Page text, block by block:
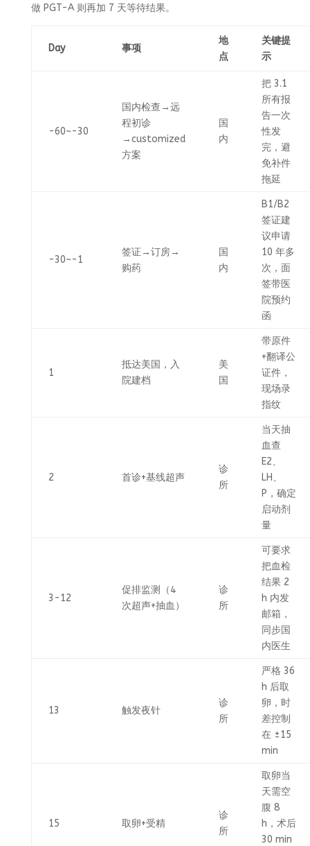
做 PGT-A 则再加 7 天等待结果。
Day 事项
地
点
关键提
示
-60~-30
国内检查→远
程初诊
→customized
方案
国
内
把 3.1
所有报
告一次
性发
完，避
免补件
拖延
-30~-1
签证→订房→
购药
国
内
B1/B2
签证建
议申请
10 年多
次，面
签带医
院预约
函
1
抵达美国，入
院建档
美
国
带原件
+翻译公
证件，
现场录
指纹
2 首诊+基线超声
诊
所
当天抽
血查
E2、
LH、
P，确定
启动剂
量
3-12
促排监测（4
次超声+抽血）
诊
所
可要求
把血检
结果 2
h 内发
邮箱，
同步国
内医生
13 触发夜针
诊
所
严格 36
h 后取
卵，时
差控制
在 ±15
min
15 取卵+受精
诊
所
取卵当
天需空
腹 8
h，术后
30 min